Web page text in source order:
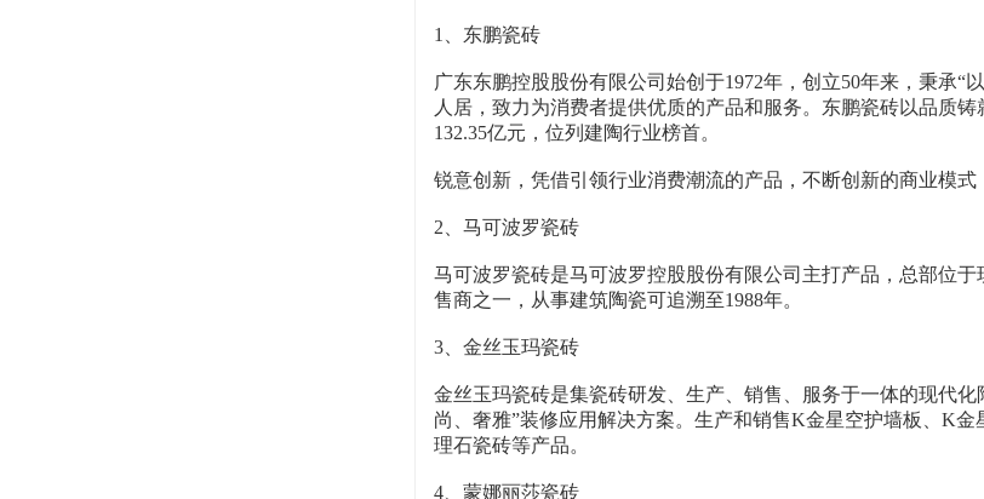
1、东鹏瓷砖
广东东鹏控股股份有限公司始创于1972年，创立50年来，秉承
人居，致力为消费者提供优质的产品和服务。东鹏瓷砖以品质
132.35亿元，位列建陶行业榜首。
锐意创新，凭借引领行业消费潮流的产品，不断创新的商业模式
2、马可波罗瓷砖
马可波罗瓷砖是马可波罗控股股份有限公司主打产品，总部位
售商之一，从事建筑陶瓷可追溯至1988年。
3、金丝玉玛瓷砖
金丝玉玛瓷砖是集瓷砖研发、生产、销售、服务于一体的现代
尚、奢雅”装修应用解决方案。生产和销售K金星空护墙板、K
理石瓷砖等产品。
4、蒙娜丽莎瓷砖